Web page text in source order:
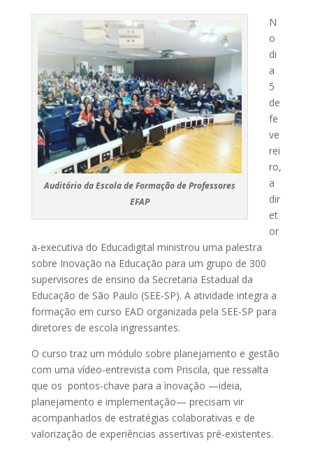
Auditório da Escola de Formação de Professores
EFAP
N
o
di
a
5
de
fe
ve
rei
ro,
a
dir
et
or
a-executiva do Educadigital ministrou uma palestra
sobre Inovação na Educação para um grupo de 300
supervisores de ensino da Secretaria Estadual da
Educação de São Paulo (SEE-SP). A atividade integra a
formação em curso EAD organizada pela SEE-SP para
diretores de escola ingressantes.
O curso traz um módulo sobre planejamento e gestão
com uma vídeo-entrevista com Priscila, que ressalta
que os pontos-chave para a ìnovação —ideia,
planejamento e implementação— precisam vir
acompanhados de estratégias colaborativas e de
valorização de experiências assertivas pré-existentes.